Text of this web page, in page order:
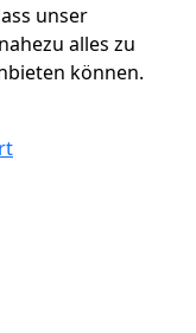
unser
alles zu
können.